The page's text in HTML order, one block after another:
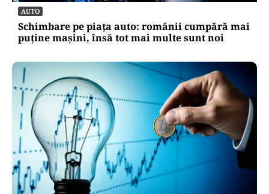
AUTO
Schimbare pe piața auto: românii cumpără mai
puține mașini, însă tot mai multe sunt noi